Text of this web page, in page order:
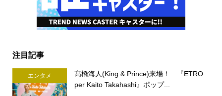
注目記事
エンタメ
髙橋海人(King & Prince)来場！ 『ETRO
per Kaito Takahashi』ポップ...